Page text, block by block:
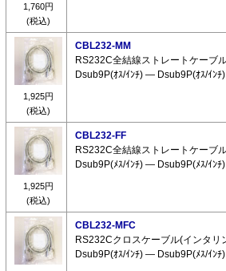
1,760円
(税込)
1,925円
(税込)
CBL232-MM
RS232C全結線ストレートケーブ
Dsub9P(ｵｽ/ｲﾝﾁ) ― Dsub9P(ｵｽ/ｲﾝﾁ)
1,925円
(税込)
CBL232-FF
RS232C全結線ストレートケーブ
Dsub9P(ﾒｽ/ｲﾝﾁ) ― Dsub9P(ﾒｽ/ｲﾝﾁ)
CBL232-MFC
RS232Cクロスケーブル(インタ
Dsub9P(ｵｽ/ｲﾝﾁ) ― Dsub9P(ﾒｽ/ｲﾝﾁ)